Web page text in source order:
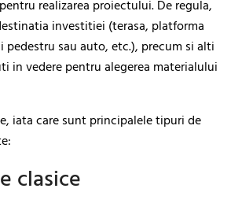
realizarea proiectului. De regula,
investitiei (terasa, platforma
sau auto, etc.), precum si alti
in vedere pentru alegerea materialului
iata care sunt principalele tipuri de
clasice